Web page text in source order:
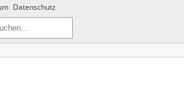
Datenschutz